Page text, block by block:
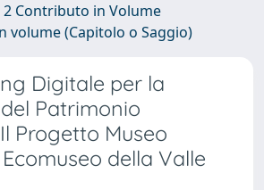
2 Contributo in Volume
volume (Capitolo o Saggio)
Digitale per la
Patrimonio
Progetto Museo
della Valle